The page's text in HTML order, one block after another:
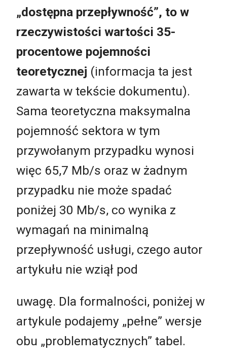
„dostępna przepływność”, to w
rzeczywistości wartości 35-
procentowe pojemności
teoretycznej (informacja ta jest
zawarta w tekście dokumentu).
Sama teoretyczna maksymalna
pojemność sektora w tym
przywołanym przypadku wynosi
więc 65,7 Mb/s oraz w żadnym
przypadku nie może spadać
poniżej 30 Mb/s, co wynika z
wymagań na minimalną
przepływność usługi, czego autor
artykułu nie wziął pod
uwagę. Dla formalności, poniżej w
artykule podajemy „pełne” wersje
obu „problematycznych” tabel.